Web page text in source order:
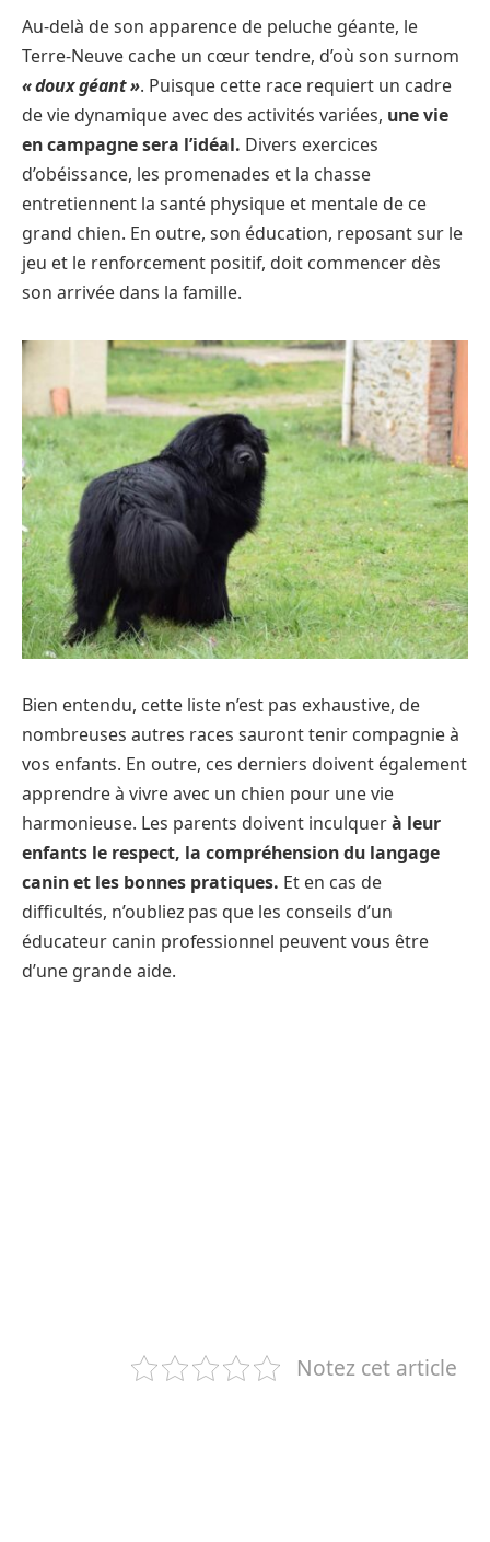
Au-delà de son apparence de peluche géante, le
Terre-Neuve cache un cœur tendre, d’où son surnom
« doux géant ». Puisque cette race requiert un cadre
de vie dynamique avec des activités variées, une vie
en campagne sera l’idéal. Divers exercices
d’obéissance, les promenades et la chasse
entretiennent la santé physique et mentale de ce
grand chien. En outre, son éducation, reposant sur le
jeu et le renforcement positif, doit commencer dès
son arrivée dans la famille.
Bien entendu, cette liste n’est pas exhaustive, de
nombreuses autres races sauront tenir compagnie à
vos enfants. En outre, ces derniers doivent également
apprendre à vivre avec un chien pour une vie
harmonieuse. Les parents doivent inculquerà leur
enfants le respect, la compréhension du langage
canin et les bonnes pratiques. Et en cas de
difficultés, n’oubliez pas que les conseils d’un
éducateur canin professionnel peuvent vous être
d’une grande aide.
Notez cet article